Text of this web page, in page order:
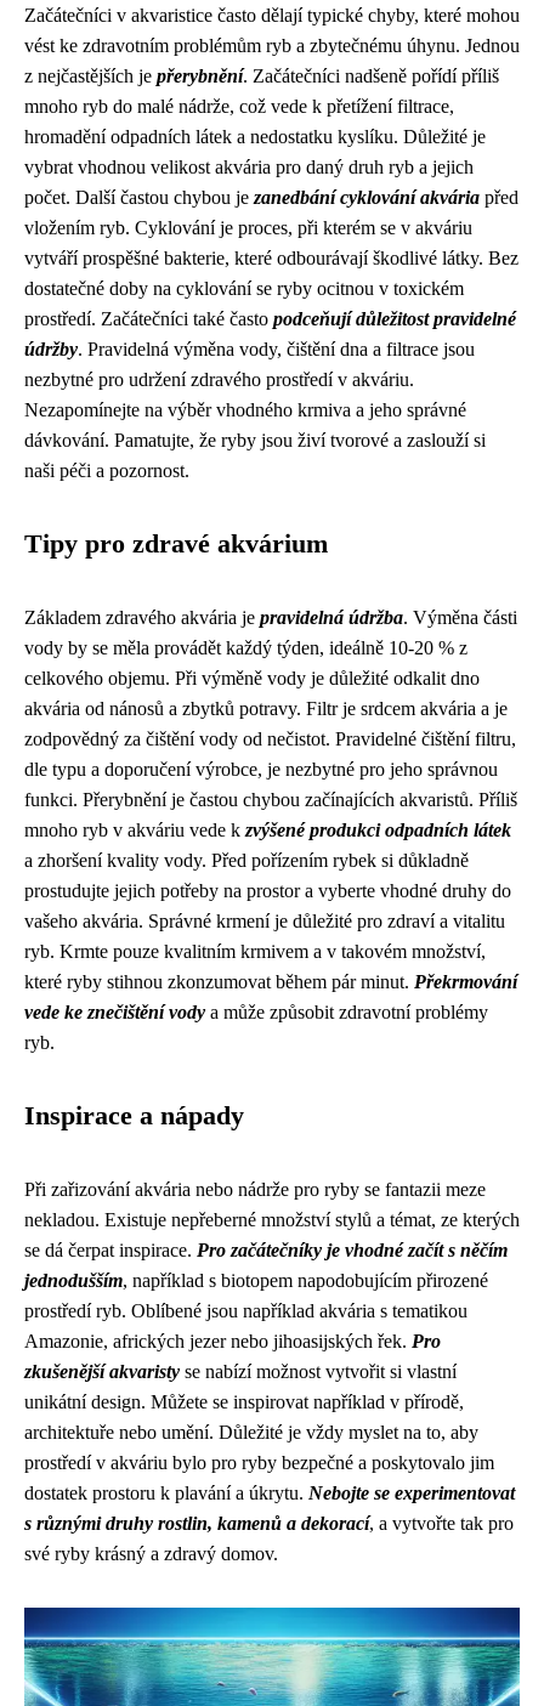
Začátečníci v akvaristice často dělají typické chyby, které mohou
vést ke zdravotním problémům ryb a zbytečnému úhynu. Jednou
z nejčastějších je přerybnění. Začátečníci nadšeně pořídí příliš
mnoho ryb do malé nádrže, což vede k přetížení filtrace,
hromadění odpadních látek a nedostatku kyslíku. Důležité je
vybrat vhodnou velikost akvária pro daný druh ryb a jejich
počet. Další častou chybou je zanedbání cyklování akvária před
vložením ryb. Cyklování je proces, při kterém se v akváriu
vytváří prospěšné bakterie, které odbourávají škodlivé látky. Bez
dostatečné doby na cyklování se ryby ocitnou v toxickém
prostředí. Začátečníci také často podceňují důležitost pravidelné
údržby. Pravidelná výměna vody, čištění dna a filtrace jsou
nezbytné pro udržení zdravého prostředí v akváriu.
Nezapomínejte na výběr vhodného krmiva a jeho správné
dávkování. Pamatujte, že ryby jsou živí tvorové a zaslouží si
naši péči a pozornost.
Tipy pro zdravé akvárium
Základem zdravého akvária je pravidelná údržba. Výměna části
vody by se měla provádět každý týden, ideálně 10-20 % z
celkového objemu. Při výměně vody je důležité odkalit dno
akvária od nánosů a zbytků potravy. Filtr je srdcem akvária a je
zodpovědný za čištění vody od nečistot. Pravidelné čištění filtru,
dle typu a doporučení výrobce, je nezbytné pro jeho správnou
funkci. Přerybnění je častou chybou začínajících akvaristů. Příliš
mnoho ryb v akváriu vede k zvýšené produkci odpadních látek
a zhoršení kvality vody. Před pořízením rybek si důkladně
prostudujte jejich potřeby na prostor a vyberte vhodné druhy do
vašeho akvária. Správné krmení je důležité pro zdraví a vitalitu
ryb. Krmte pouze kvalitním krmivem a v takovém množství,
které ryby stihnou zkonzumovat během pár minut. Překrmování
vede ke znečištění vody a může způsobit zdravotní problémy
ryb.
Inspirace a nápady
Při zařizování akvária nebo nádrže pro ryby se fantazii meze
nekladou. Existuje nepřeberné množství stylů a témat, ze kterých
se dá čerpat inspirace. Pro začátečníky je vhodné začít s něčím
jednodušším, například s biotopem napodobujícím přirozené
prostředí ryb. Oblíbené jsou například akvária s tematikou
Amazonie, afrických jezer nebo jihoasijských řek. Pro
zkušenější akvaristy se nabízí možnost vytvořit si vlastní
unikátní design. Můžete se inspirovat například v přírodě,
architektuře nebo umění. Důležité je vždy myslet na to, aby
prostředí v akváriu bylo pro ryby bezpečné a poskytovalo jim
dostatek prostoru k plavání a úkrytu. Nebojte se experimentovat
s různými druhy rostlin, kamenů a dekorací, a vytvořte tak pro
své ryby krásný a zdravý domov.